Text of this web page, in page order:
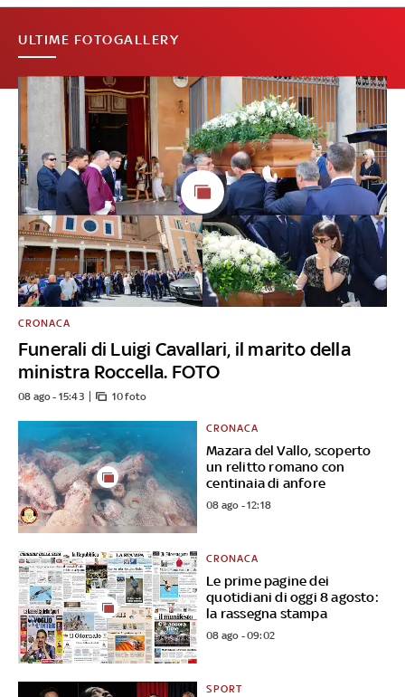
ULTIME FOTOGALLERY
Funerali di Luigi Cavallari, il marito della
ministra Roccella. FOTO
CRONACA
08 ago - 15:43 10 foto
Mazara del Vallo, scoperto
un relitto romano con
centinaia di anfore
CRONACA
08 ago - 12:18
Le prime pagine dei
quotidiani di oggi 8 agosto:
la rassegna stampa
CRONACA
08 ago - 09:02
SPORT